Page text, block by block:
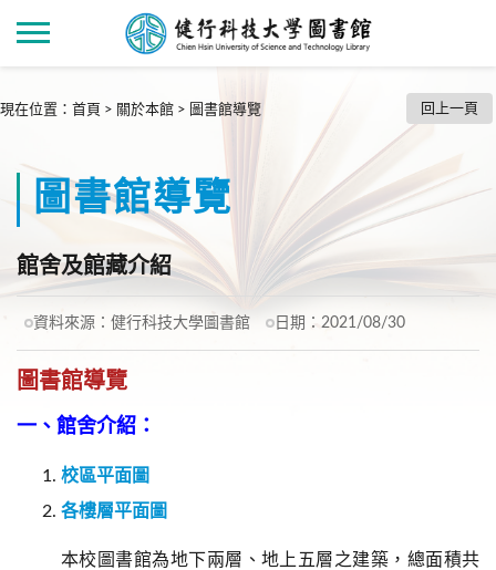
現在位置 ： 首頁 > 關於本館 > 圖書館導覽 回上一頁
圖書館導覽
館舍及館藏介紹
資料來源： 健行科技大學圖書館 日期： 2021/08/30
圖書館導覽
一、館舍介紹：
校區平面圖
各樓層平面圖
本校圖書館為地下兩層、地上五層之建築，總面積共